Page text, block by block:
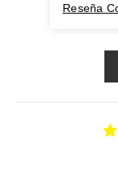
Reseña